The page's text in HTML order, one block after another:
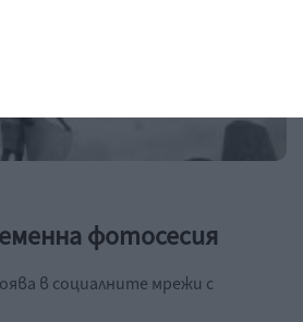
фотосесия
в социалните мрежи с